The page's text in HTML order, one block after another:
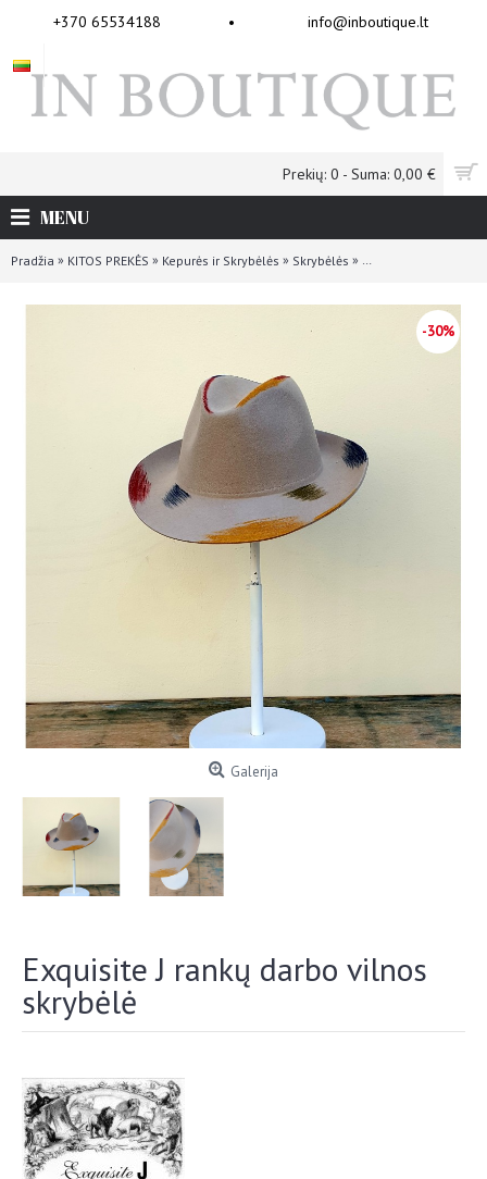
+370 65534188 • info@inboutique.lt
Prekių: 0 - Suma: 0,00 €
MENU
Pradžia » KITOS PREKĖS » Kepurės ir Skrybėlės » Skrybėlės » Exquisite J rankų
-30%
Galerija
Exquisite J rankų darbo vilnos
skrybėlė